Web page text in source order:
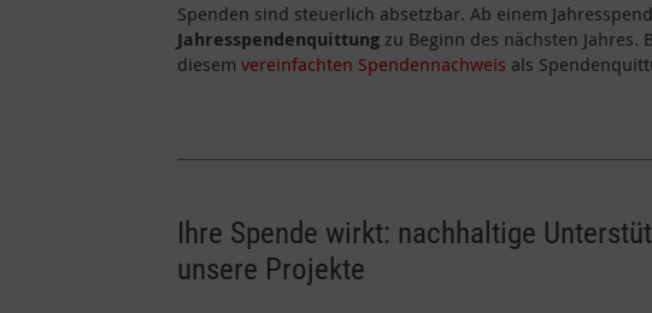
Spenden sind steuerlich absetzbar. Ab einem
Jahresspendenquittung zu Beginn des nächsten
diesem vereinfachten Spendennachweis als
Ihre Spende wirkt: nachhaltige
unsere Projekte